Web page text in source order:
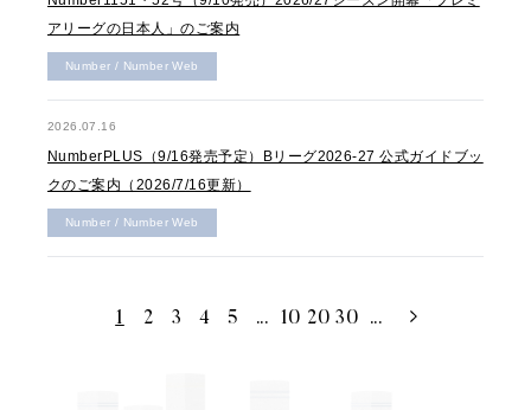
アリーグの日本人」のご案内
Number / Number Web
2026.07.16
NumberPLUS（9/16発売予定）Bリーグ2026-27 公式ガイドブッ
クのご案内（2026/7/16更新）
Number / Number Web
1 2 3 4 5 ... 10 20 30 ...